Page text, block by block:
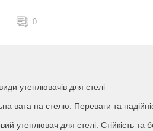
0
утеплювачів для стелі
вата на стелю: Переваги та
утеплювач для стелі: Стійкість та